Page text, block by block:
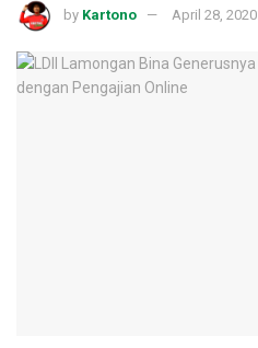
by Kartono April 28, 2020